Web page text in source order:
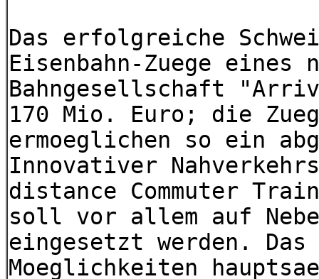
Das erfolgreiche
Eisenbahn-Zuege eines
Bahngesellschaft
170 Mio. Euro; die
ermoeglichen so ein
Innovativer
distance Commuter
soll vor allem auf
eingesetzt werden. Das
Moeglichkeiten